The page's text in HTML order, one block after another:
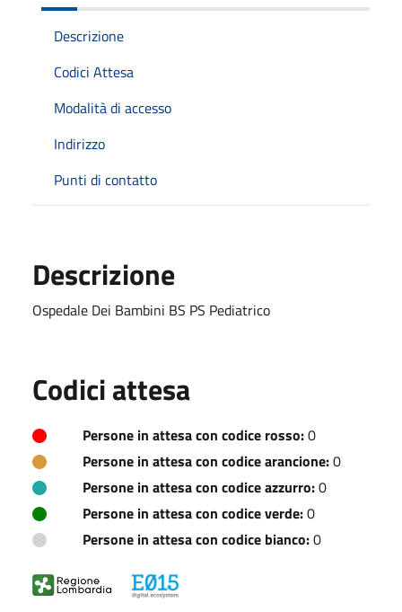
Descrizione
Codici Attesa
Modalità di accesso
Indirizzo
Punti di contatto
Descrizione
Ospedale Dei Bambini BS PS Pediatrico
Codici attesa
Persone in attesa con codice rosso:0
Persone in attesa con codice arancione:0
Persone in attesa con codice azzurro:0
Persone in attesa con codice verde:0
Persone in attesa con codice bianco:0